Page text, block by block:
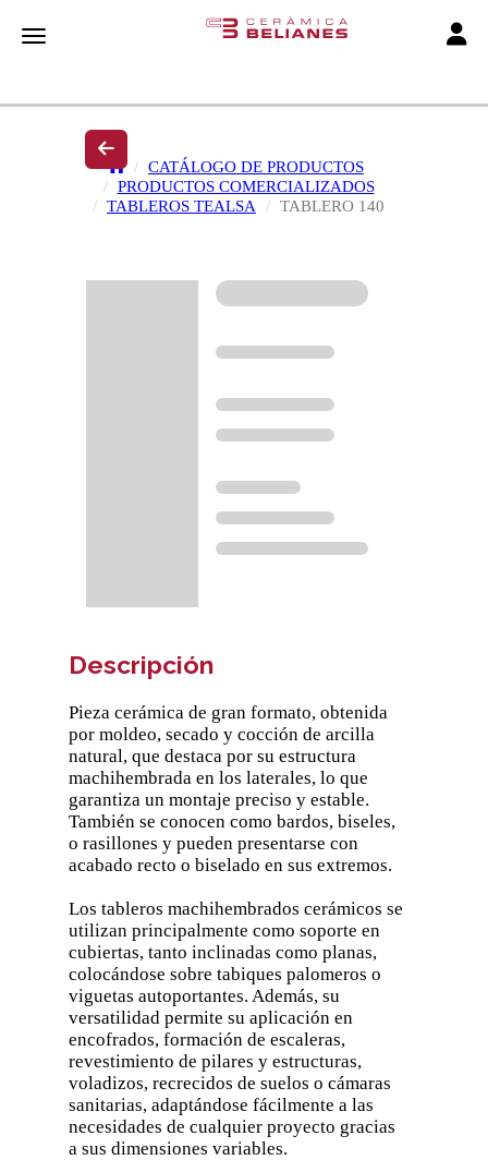
Toggle navigation
CATÁLOGO DE PRODUCTOS
PRODUCTOS COMERCIALIZADOS
TABLEROS TEALSA
TABLERO 140
Descripción
Pieza cerámica de gran formato, obtenida
por moldeo, secado y cocción de arcilla
natural, que destaca por su estructura
machihembrada en los laterales, lo que
garantiza un montaje preciso y estable.
También se conocen como bardos, biseles,
o rasillones y pueden presentarse con
acabado recto o biselado en sus extremos.
Los tableros machihembrados cerámicos se
utilizan principalmente como soporte en
cubiertas, tanto inclinadas como planas,
colocándose sobre tabiques palomeros o
viguetas autoportantes. Además, su
versatilidad permite su aplicación en
encofrados, formación de escaleras,
revestimiento de pilares y estructuras,
voladizos, recrecidos de suelos o cámaras
sanitarias, adaptándose fácilmente a las
necesidades de cualquier proyecto gracias
a sus dimensiones variables.